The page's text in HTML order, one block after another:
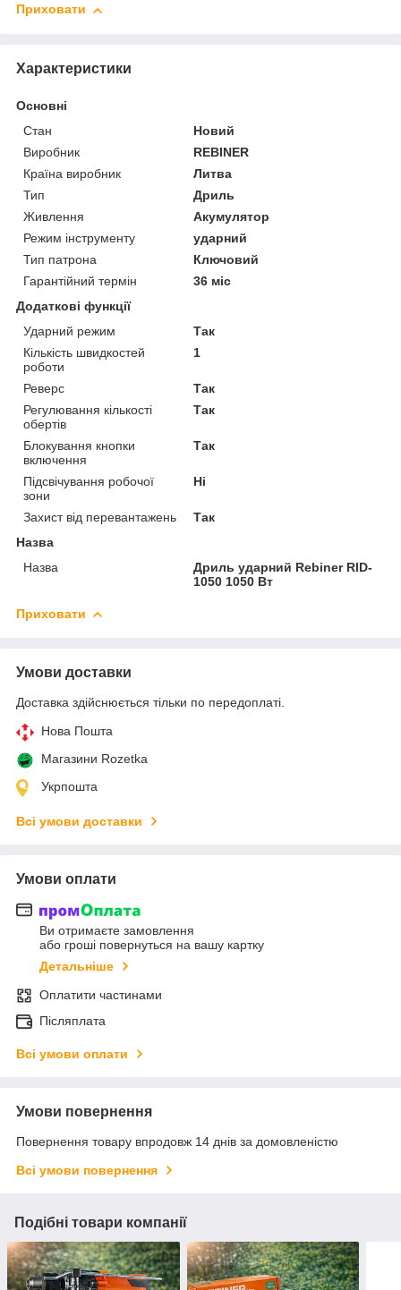
Приховати
Характеристики
Основні
Стан
Новий
Виробник
REBINER
Країна виробник
Литва
Тип
Дриль
Живлення
Акумулятор
Режим інструменту
ударний
Тип патрона
Ключовий
Гарантійний термін
36 міс
Додаткові функції
Ударний режим
Так
Кількість швидкостей
роботи
1
Реверс
Так
Регулювання кількості
обертів
Так
Блокування кнопки
включення
Так
Підсвічування робочої
зони
Ні
Захист від перевантажень
Так
Назва
Назва
Дриль ударний Rebiner RID-
1050 1050 Вт
Приховати
Умови доставки
Доставка здійснюється тільки по передоплаті.
Нова Пошта
Магазини Rozetka
Укрпошта
Всі умови доставки
Умови оплати
Ви отримаєте замовлення
або гроші повернуться на вашу картку
Детальніше
Оплатити частинами
Післяплата
Всі умови оплати
Умови повернення
Повернення товару впродовж 14 днів за домовленістю
Всі умови повернення
Подібні товари компанії